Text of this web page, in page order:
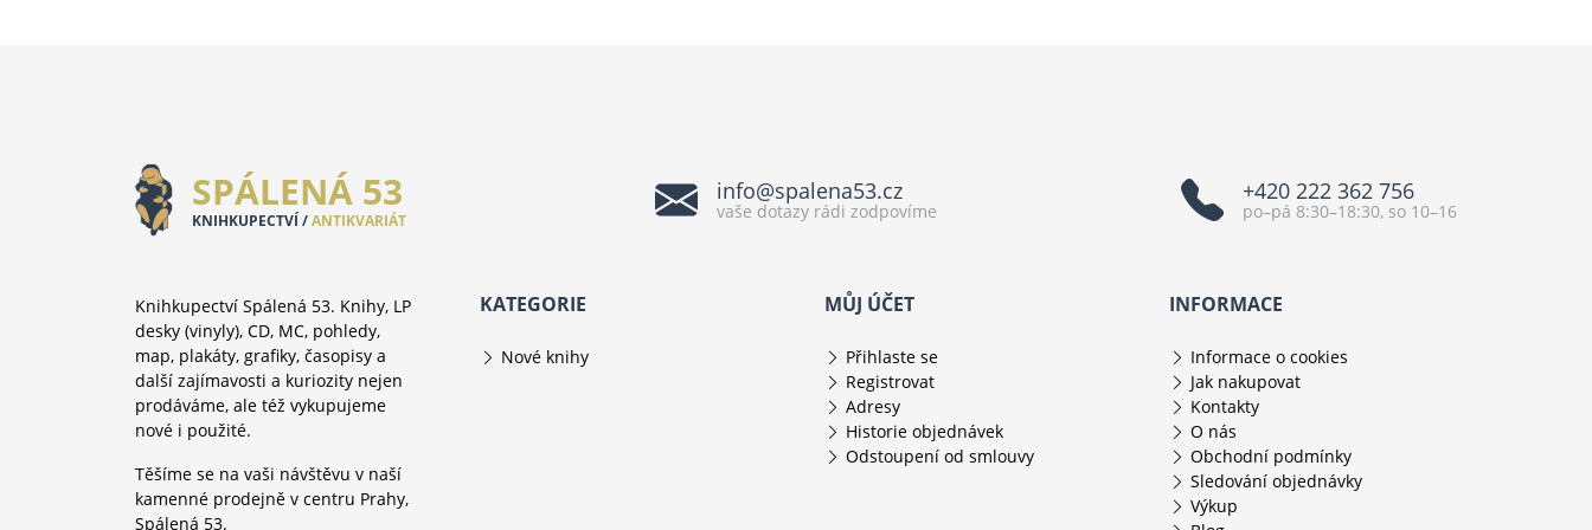
SPÁLENÁ 53
KNIHKUPECTVÍ /ANTIKVARIÁT
info@spalena53.cz
vaše dotazy rádi zodpovíme
+420 222 362 756
po–pá 8:30–18:30, so 10–16
Knihkupectví Spálená 53. Knihy, LP
desky (vinyly), CD, MC, pohledy,
map, plakáty, grafiky, časopisy a
další zajímavosti a kuriozity nejen
prodáváme, ale též vykupujeme
nové i použité.
Těšíme se na vaši návštěvu v naší
kamenné prodejně v centru Prahy,
Spálená 53.
KATEGORIE
Nové knihy
MŮJ ÚČET
Přihlaste se
Registrovat
Adresy
Historie objednávek
Odstoupení od smlouvy
INFORMACE
Informace o cookies
Jak nakupovat
Kontakty
O nás
Obchodní podmínky
Sledování objednávky
Výkup